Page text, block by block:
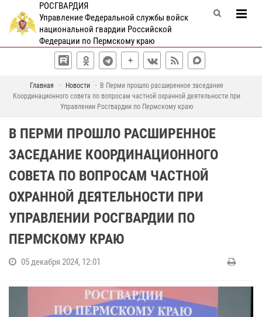
РОСГВАРДИЯ
Управление Федеральной службы войск
национальной гвардии Российской
Федерации по Пермскому краю
Главная Новости
В Перми прошло расширенное заседание
Координационного совета по вопросам частной охранной деятельности при
Управлении Росгвардии по Пермскому краю
В ПЕРМИ ПРОШЛО РАСШИРЕННОЕ
ЗАСЕДАНИЕ КООРДИНАЦИОННОГО
СОВЕТА ПО ВОПРОСАМ ЧАСТНОЙ
ОХРАННОЙ ДЕЯТЕЛЬНОСТИ ПРИ
УПРАВЛЕНИИ РОСГВАРДИИ ПО
ПЕРМСКОМУ КРАЮ
05 декабря 2024, 12:01